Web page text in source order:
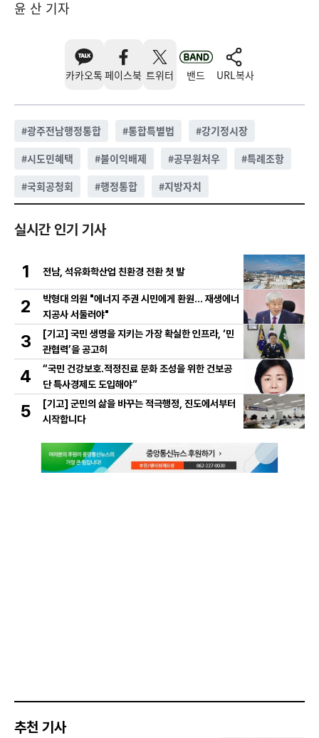
윤 산 기자
카카오톡 페이스북 트위터 밴드 URL복사
#광주전남행정통합 #통합특별법 #강기정시장
#시도민혜택 #불이익배제 #공무원처우 #특례조항
#국회공청회 #행정통합 #지방자치
실시간 인기 기사
1 전남, 석유화학산업 친환경 전환 첫 발
2
박형대 의원 "에너지 주권 시민에게 환원... 재생에너
지공사 서둘러야"
3
[기고] 국민 생명을 지키는 가장 확실한 인프라, ‘민
관협력’을 공고히
4
“국민 건강보호․적정진료 문화 조성을 위한 건보공
단 특사경제도 도입해야”
5
[기고] 군민의 삶을 바꾸는 적극행정, 진도에서부터
시작합니다
추천 기사